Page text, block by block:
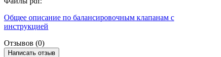
Общее описание по балансировочным клапанам с
инструкцией
Отзывов (0)
Написать отзыв